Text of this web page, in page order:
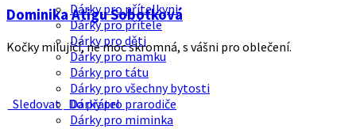
Dárky pro přítelkyni
Dárky pro přítele
Dárky pro děti
Dárky pro mamku
Dárky pro tátu
Dárky pro všechny bytosti
Dárky pro prarodiče
Dárky pro miminka
Dominika Atigu Sobotková
Kočky milující, ne moc skromná, s vášni pro oblečení.
Sledovat Do přátel